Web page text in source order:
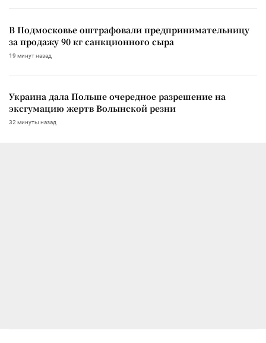
В Подмосковье оштрафовали предпринимательницу
за продажу 90 кг санкционного сыра
19 минут назад
Украина дала Польше очередное разрешение на
эксгумацию жертв Волынской резни
32 минуты назад